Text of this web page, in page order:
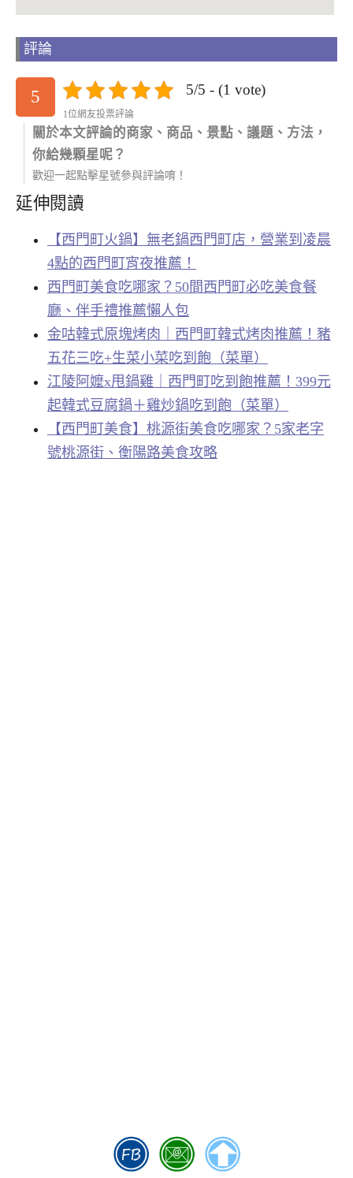
評論
5 5/5 - (1 vote)
1位網友投票評論
關於本文評論的商家、商品、景點、議題、方法，
你給幾顆星呢？
歡迎一起點擊星號參與評論唷！
延伸閱讀
【西門町火鍋】無老鍋西門町店，營業到凌晨
4點的西門町宵夜推薦！
西門町美食吃哪家？50間西門町必吃美食餐
廳、伴手禮推薦懶人包
金咕韓式原塊烤肉｜西門町韓式烤肉推薦！豬
五花三吃+生菜小菜吃到飽（菜單）
江陵阿嬤x甩鍋雞｜西門町吃到飽推薦！399元
起韓式豆腐鍋＋雞炒鍋吃到飽（菜單）
【西門町美食】桃源街美食吃哪家？5家老字
號桃源街、衡陽路美食攻略